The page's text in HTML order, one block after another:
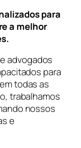
para
a melhor
advogados
para
todas as
trabalhamos
nossos
e